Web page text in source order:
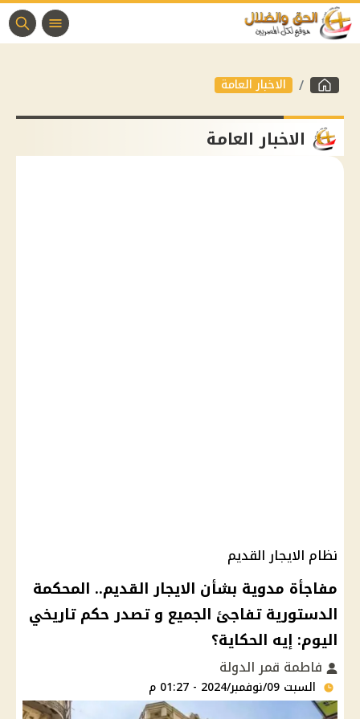
الاخبار العامة
الاخبار العامة
نظام الايجار القديم
مفاجأة مدوية بشأن الايجار القديم.. المحكمة
الدستورية تفاجئ الجميع و تصدر حكم تاريخي
اليوم: إيه الحكاية؟
فاطمة قمر الدولة
السبت 09/نوفمبر/2024 - 01:27 م